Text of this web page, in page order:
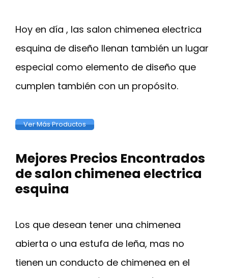
Hoy en día , las salon chimenea electrica
esquina de diseño llenan también un lugar
especial como elemento de diseño que
cumplen también con un propósito.
Ver Más Productos
Mejores Precios Encontrados
de salon chimenea electrica
esquina
Los que desean tener una chimenea
abierta o una estufa de leña, mas no
tienen un conducto de chimenea en el